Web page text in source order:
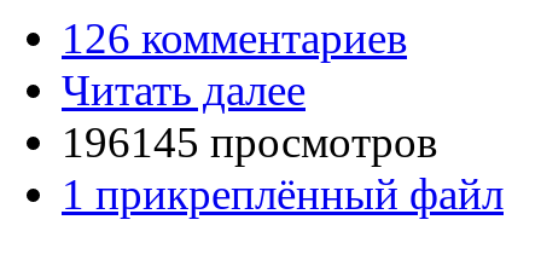
126 комментариев
Читать далее
196145 просмотров
1 прикреплённый файл